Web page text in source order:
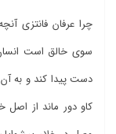
چرا عرفان فانتزی
سوی خالق است
دست پیدا کند و به
کاو دور ماند از